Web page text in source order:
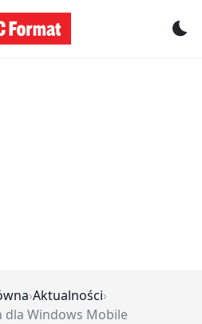
›Aktualności›
dla Windows Mobile